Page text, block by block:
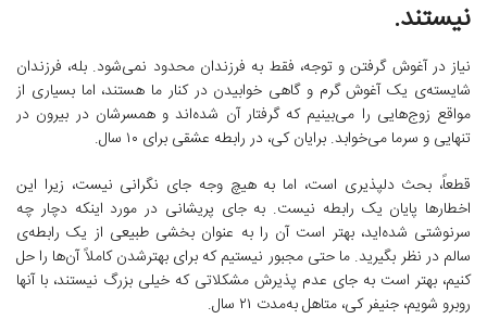
نیستند.
نیاز در آغوش گرفتن و توجه، فقط به فرزندان محدود نمی‌شود. بله، فرزندان
شایسته‌ی یک آغوش گرم و گاهی خوابیدن در کنار ما هستند، اما بسیاری از
مواقع زوج‌هایی را می‌بینیم که گرفتار آن شده‌اند و همسرشان در بیرون در
تنهایی و سرما می‌خوابد. برایان کی، در رابطه عشقی برای ۱۰ سال.
قطعاً، بحث دلپذیری است، اما به هیچ وجه جای نگرانی نیست، زیرا این
اخطارها پایان یک رابطه نیست. به ‌جای پریشانی در مورد اینکه دچار چه
سرنوشتی شده‌اید، بهتر است آن را به عنوان بخشی طبیعی از یک رابطه‌ی
سالم در نظر بگیرید. ما حتی مجبور نیستیم که برای بهترشدن کاملاً آن‌ها‌ را حل
کنیم، بهتر است به‌ جای عدم پذیرش مشکلاتی که خیلی بزرگ نیستند، با آنها
روبرو شویم، جنیفر کی، متاهل به‌مدت ۲۱ سال.